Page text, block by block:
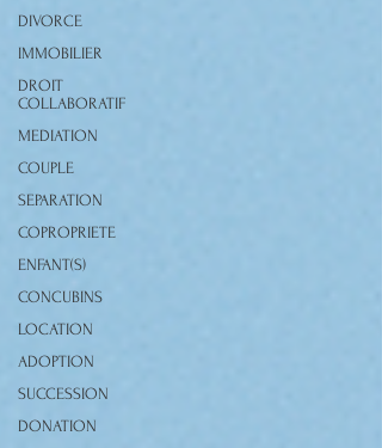
DIVORCE
IMMOBILIER
DROIT
COLLABORATIF
MEDIATION
COUPLE
SEPARATION
COPROPRIETE
ENFANT(S)
CONCUBINS
LOCATION
ADOPTION
SUCCESSION
DONATION